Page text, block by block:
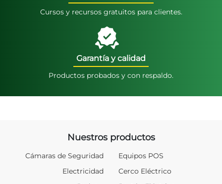
Cursos y recursos gratuitos para clientes.
Garantía y calidad
Productos probados y con respaldo.
Nuestros productos
Cámaras de Seguridad
Electricidad
Equipos POS
Cerco Eléctrico